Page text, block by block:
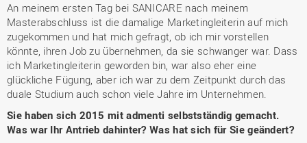
An meinem ersten Tag bei SANICARE nach meinem
Masterabschluss ist die damalige Marketingleiterin auf mich
zugekommen und hat mich gefragt, ob ich mir vorstellen
könnte, ihren Job zu übernehmen, da sie schwanger war. Dass
ich Marketingleiterin geworden bin, war also eher eine
glückliche Fügung, aber ich war zu dem Zeitpunkt durch das
duale Studium auch schon viele Jahre im Unternehmen.
Sie haben sich 2015 mit admenti selbstständig gemacht.
Was war Ihr Antrieb dahinter? Was hat sich für Sie geändert?